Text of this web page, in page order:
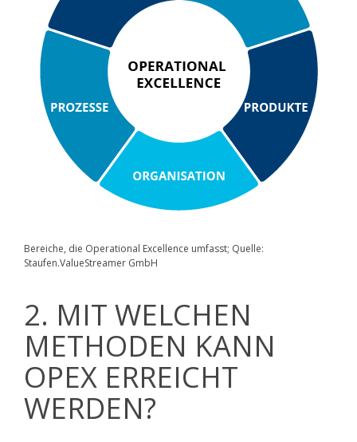
Bereiche, die Operational Excellence umfasst; Quelle:
Staufen.ValueStreamer GmbH
2. MIT WELCHEN
METHODEN KANN
OPEX ERREICHT
WERDEN?